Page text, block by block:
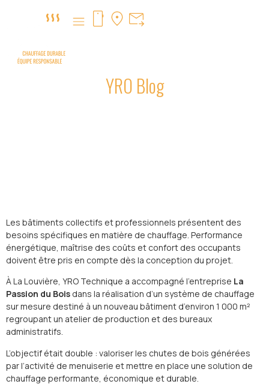
YRO Blog
Installation d’un système de
Les bâtiments collectifs et professionnels présentent des
besoins spécifiques en matière de chauffage. Performance
énergétique, maîtrise des coûts et confort des occupants
doivent être pris en compte dès la conception du projet.
À La Louvière, YRO Technique a accompagné l’entreprise La
Passion du Bois dans la réalisation d’un système de chauffage
sur mesure destiné à un nouveau bâtiment d’environ 1 000 m²
regroupant un atelier de production et des bureaux
administratifs.
L’objectif était double : valoriser les chutes de bois générées
par l’activité de menuiserie et mettre en place une solution de
chauffage performante, économique et durable.